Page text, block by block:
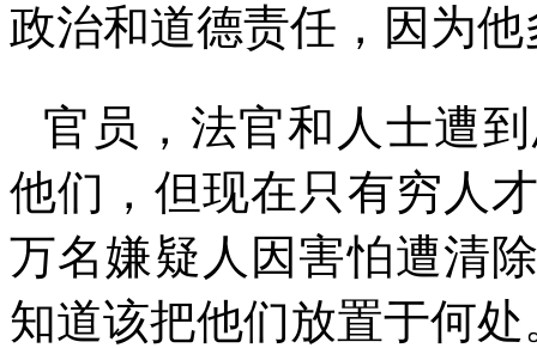
政治和道德责任，因为
官员，法官和人士遭
他们，但现在只有穷人
万名嫌疑人因害怕遭清
知道该把他们放置于何处